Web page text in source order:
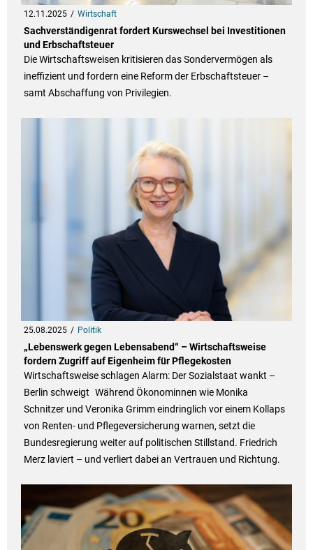
12.11.2025 Wirtschaft
Sachverständigenrat fordert Kurswechsel bei Investitionen
und Erbschaftsteuer
Die Wirtschaftsweisen kritisieren das Sondervermögen als
ineffizient und fordern eine Reform der Erbschaftsteuer –
samt Abschaffung von Privilegien.
25.08.2025 Politik
„Lebenswerk gegen Lebensabend“ – Wirtschaftsweise
fordern Zugriff auf Eigenheim für Pflegekosten
Wirtschaftsweise schlagen Alarm: Der Sozialstaat wankt –
Berlin schweigt Während Ökonominnen wie Monika
Schnitzer und Veronika Grimm eindringlich vor einem Kollaps
von Renten- und Pflegeversicherung warnen, setzt die
Bundesregierung weiter auf politischen Stillstand. Friedrich
Merz laviert – und verliert dabei an Vertrauen und Richtung.